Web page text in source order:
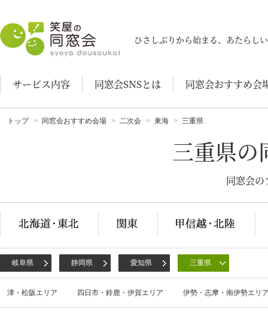
笑屋の同窓会
ひさしぶりから始まる、あたらし
サービス内容 同窓会SNSとは 同窓会おすすめ会
トップ 同窓会おすすめ会場 二次会 東海 三重県
三重県の
同窓会の
岐阜県 静岡県 愛知県 三重県
津・松阪エリア 四日市・鈴鹿・伊賀エリア 伊勢・志摩・南伊勢エリ